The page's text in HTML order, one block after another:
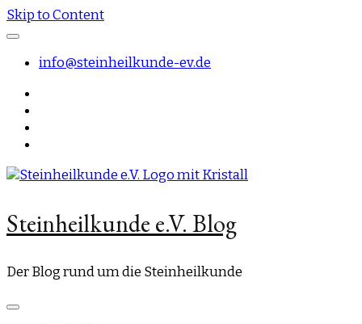
Skip to Content
info@steinheilkunde-ev.de
Steinheilkunde e.V. Blog
Der Blog rund um die Steinheilkunde